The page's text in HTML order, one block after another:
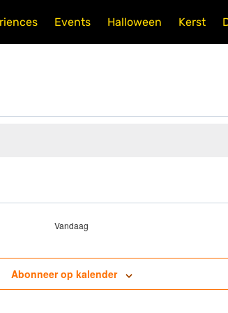
Events Halloween Kerst
Vandaag
Abonneer op kalender